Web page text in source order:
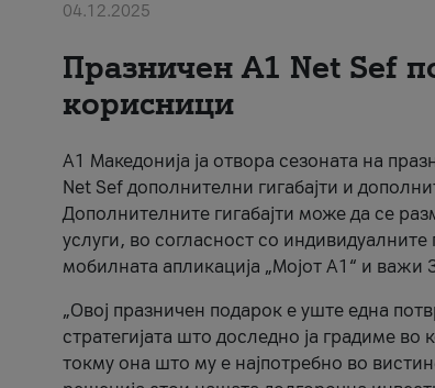
04.12.2025
Празничен A1 Net Sеf
корисници
А1 Македонија ја отвора сезоната на
Net Sef дополнителни гигабајти и
Дополнителните гигабајти може да се
услуги, во согласност со
мобилната апликација „Мојот А1“ и важи
„Овој празничен подарок е уште една
стратегијата што доследно ја градиме
токму она што му е најпотребно во